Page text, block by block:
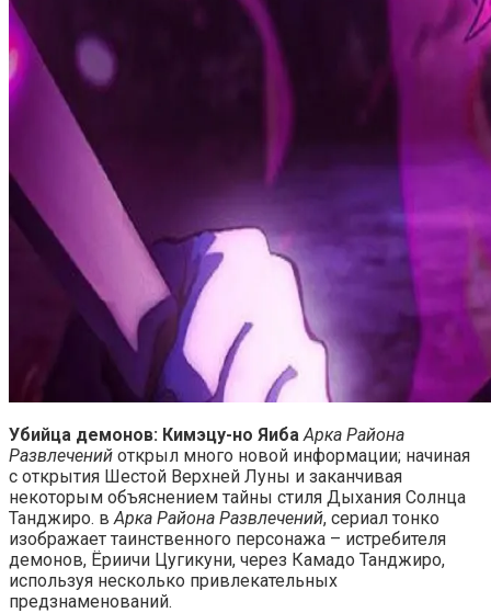
Убийца демонов: Кимэцу-но Яиба Арка Района
Развлечений открыл много новой информации; начиная
с открытия Шестой Верхней Луны и заканчивая
некоторым объяснением тайны стиля Дыхания Солнца
Танджиро. вАрка Района Развлечений, сериал тонко
изображает таинственного персонажа – истребителя
демонов, Ёриичи Цугикуни, через Камадо Танджиро,
используя несколько привлекательных
предзнаменований.